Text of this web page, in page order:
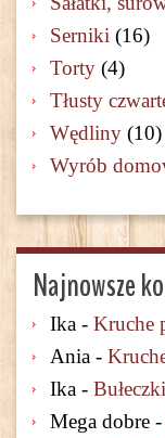
Serniki (16)
Torty (4)
Tłusty
Wędliny (10)
Wyrób
Najnowsze
Ika - Kruche
Ania -
Ika -
Mega dobre -